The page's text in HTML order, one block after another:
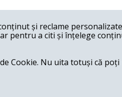
și reclame
pentru a citi și înțelege
Cookie. Nu uita totuși că